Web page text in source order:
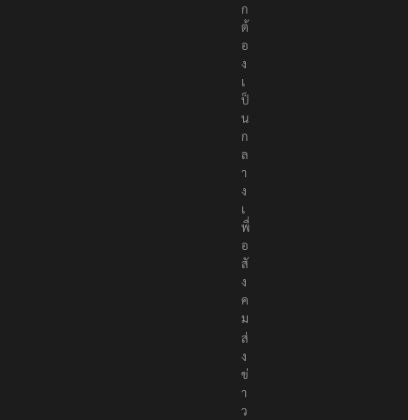
ก
ต้
อ
ง
เ
ป็
น
ก
ล
า
ง
เ
พื่
อ
สั
ง
ค
ม
ส่
ง
ข่
า
ว